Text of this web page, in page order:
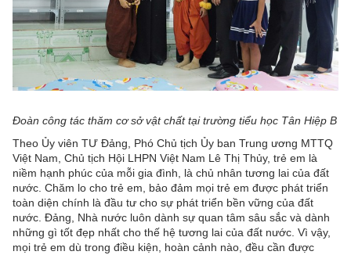
Đoàn công tác thăm cơ sở vật chất tại trường tiểu học Tân Hiệp B
Theo Ủy viên TƯ Đảng, Phó Chủ tịch Ủy ban Trung ương MTTQ
Việt Nam, Chủ tịch Hội LHPN Việt Nam Lê Thị Thủy, trẻ em là
niềm hạnh phúc của mỗi gia đình, là chủ nhân tương lai của đất
nước. Chăm lo cho trẻ em, bảo đảm mọi trẻ em được phát triển
toàn diện chính là đầu tư cho sự phát triển bền vững của đất
nước. Đảng, Nhà nước luôn dành sự quan tâm sâu sắc và dành
những gì tốt đẹp nhất cho thế hệ tương lai của đất nước. Vì vậy,
mọi trẻ em dù trong điều kiện, hoàn cảnh nào, đều cần được